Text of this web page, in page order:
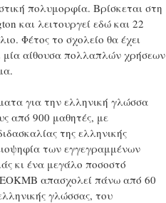
πολυμορφία. Βρίσκεται στη
και λειτουργεί εδώ και 22
Φέτος το σχολείο θα έχει
μία αίθουσα πολλαπλών χρήσεων
για την ελληνική γλώσσα
από 900 μαθητές, με
της ελληνικής
των εγγεγραμμένων
κι ένα μεγάλο ποσοστό
ΕΟΚΜΒ απασχολεί πάνω από 60
γλώσσας, του